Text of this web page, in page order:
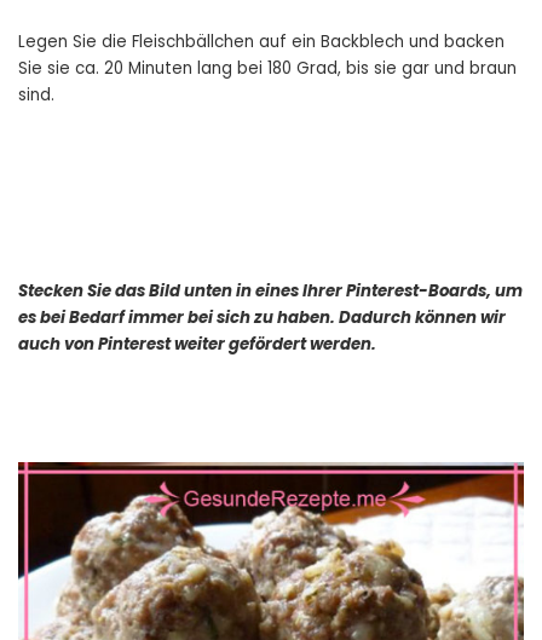
Legen Sie die Fleischbällchen auf ein Backblech und backen
Sie sie ca. 20 Minuten lang bei 180 Grad, bis sie gar und braun
sind.
Stecken Sie das Bild unten in eines Ihrer Pinterest-Boards, um
es bei Bedarf immer bei sich zu haben. Dadurch können wir
auch von Pinterest weiter gefördert werden.